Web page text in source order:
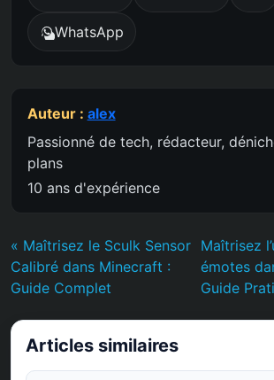
WhatsApp
Auteur : alex
Passionné de tech, rédacteur,
plans
10 ans d'expérience
« Maîtrisez le Sculk Sensor
Calibré dans Minecraft :
Guide Complet
Maîtrisez
émotes
Guide
Articles similaires